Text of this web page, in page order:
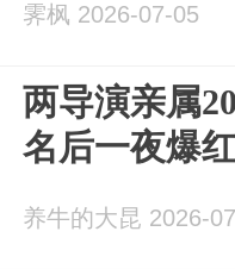
霁枫 2026-07-05
两导演亲属
名后一夜爆
养牛的大昆 2026-